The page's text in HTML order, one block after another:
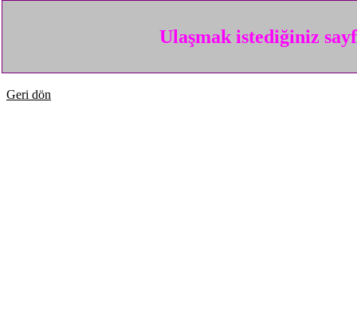
Ulaşmak istediğiniz
Geri dön